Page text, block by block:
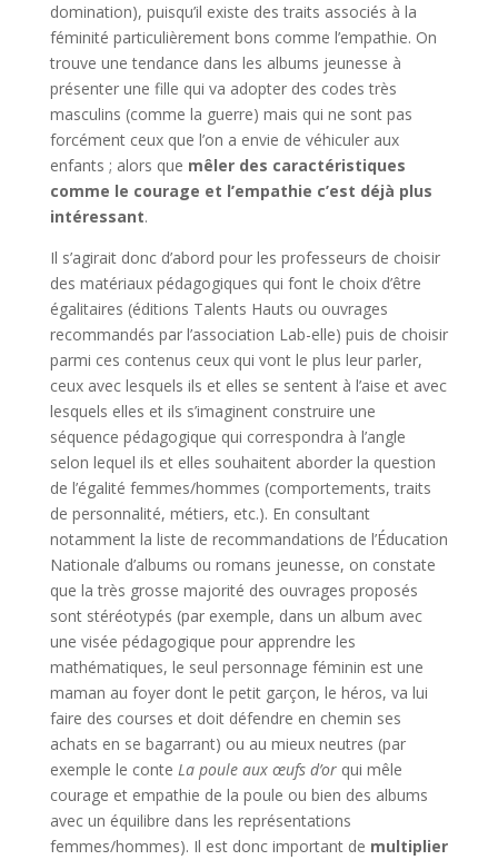
domination), puisqu’il existe des traits associés à la
féminité particulièrement bons comme l’empathie. On
trouve une tendance dans les albums jeunesse à
présenter une fille qui va adopter des codes très
masculins (comme la guerre) mais qui ne sont pas
forcément ceux que l’on a envie de véhiculer aux
enfants ; alors que mêler des caractéristiques
comme le courage et l’empathie c’est déjà plus
intéressant.
Il s’agirait donc d’abord pour les professeurs de choisir
des matériaux pédagogiques qui font le choix d’être
égalitaires (éditions Talents Hauts ou ouvrages
recommandés par l’association Lab-elle) puis de choisir
parmi ces contenus ceux qui vont le plus leur parler,
ceux avec lesquels ils et elles se sentent à l’aise et avec
lesquels elles et ils s’imaginent construire une
séquence pédagogique qui correspondra à l’angle
selon lequel ils et elles souhaitent aborder la question
de l’égalité femmes/hommes (comportements, traits
de personnalité, métiers, etc.). En consultant
notamment la liste de recommandations de l’Éducation
Nationale d’albums ou romans jeunesse, on constate
que la très grosse majorité des ouvrages proposés
sont stéréotypés (par exemple, dans un album avec
une visée pédagogique pour apprendre les
mathématiques, le seul personnage féminin est une
maman au foyer dont le petit garçon, le héros, va lui
faire des courses et doit défendre en chemin ses
achats en se bagarrant) ou au mieux neutres (par
exemple le conte La poule aux œufs d’orqui mêle
courage et empathie de la poule ou bien des albums
avec un équilibre dans les représentations
femmes/hommes). Il est donc important de multiplier